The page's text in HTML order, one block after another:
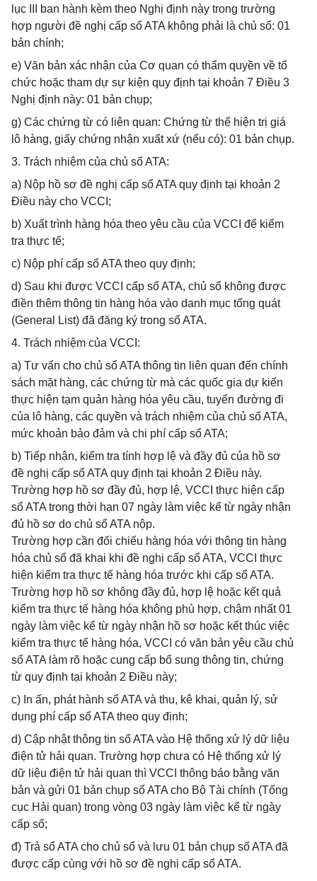
lục III ban hành kèm theo Nghị định này trong trường
hợp người đề nghị cấp sổ ATA không phải là chủ sổ: 01
bản chính;
e) Văn bản xác nhận của Cơ quan có thẩm quyền về tổ
chức hoặc tham dự sự kiện quy định tại khoản 7 Điều 3
Nghị định này: 01 bản chụp;
g) Các chứng từ có liên quan: Chứng từ thể hiện trị giá
lô hàng, giấy chứng nhận xuất xứ (nếu có): 01 bản chụp.
3. Trách nhiệm của chủ sổ ATA:
a) Nộp hồ sơ đề nghị cấp sổ ATA quy định tại khoản 2
Điều này cho VCCI;
b) Xuất trình hàng hóa theo yêu cầu của VCCI để kiểm
tra thực tế;
c) Nộp phí cấp sổ ATA theo quy định;
d) Sau khi được VCCI cấp sổ ATA, chủ sổ không được
điền thêm thông tin hàng hóa vào danh mục tổng quát
(General List) đã đăng ký trong sổ ATA.
4. Trách nhiệm của VCCI:
a) Tư vấn cho chủ sổ ATA thông tin liên quan đến chính
sách mặt hàng, các chứng từ mà các quốc gia dự kiến
thực hiện tạm quản hàng hóa yêu cầu, tuyến đường đi
của lô hàng, các quyền và trách nhiệm của chủ sổ ATA,
mức khoản bảo đảm và chi phí cấp sổ ATA;
b) Tiếp nhận, kiểm tra tính hợp lệ và đầy đủ của hồ sơ
đề nghị cấp sổ ATA quy định tại khoản 2 Điều này.
Trường hợp hồ sơ đầy đủ, hợp lệ, VCCI thực hiện cấp
sổ ATA trong thời hạn 07 ngày làm việc kể từ ngày nhận
đủ hồ sơ do chủ sổ ATA nộp.
Trường hợp cần đối chiếu hàng hóa với thông tin hàng
hóa chủ sổ đã khai khi đề nghị cấp sổ ATA, VCCI thực
hiện kiểm tra thực tế hàng hóa trước khi cấp sổ ATA.
Trường hợp hồ sơ không đầy đủ, hợp lệ hoặc kết quả
kiểm tra thực tế hàng hóa không phù hợp, chậm nhất 01
ngày làm việc kể từ ngày nhận hồ sơ hoặc kết thúc việc
kiểm tra thực tế hàng hóa, VCCI có văn bản yêu cầu chủ
sổ ATA làm rõ hoặc cung cấp bổ sung thông tin, chứng
từ quy định tại khoản 2 Điều này;
c) In ấn, phát hành sổ ATA và thu, kê khai, quản lý, sử
dụng phí cấp sổ ATA theo quy định;
d) Cập nhật thông tin sổ ATA vào Hệ thống xử lý dữ liệu
điện tử hải quan. Trường hợp chưa có Hệ thống xử lý
dữ liệu điện tử hải quan thì VCCI thông báo bằng văn
bản và gửi 01 bản chụp sổ ATA cho Bộ Tài chính (Tổng
cục Hải quan) trong vòng 03 ngày làm việc kể từ ngày
cấp sổ;
đ) Trả sổ ATA cho chủ sổ và lưu 01 bản chụp sổ ATA đã
được cấp cùng với hồ sơ đề nghị cấp sổ ATA.